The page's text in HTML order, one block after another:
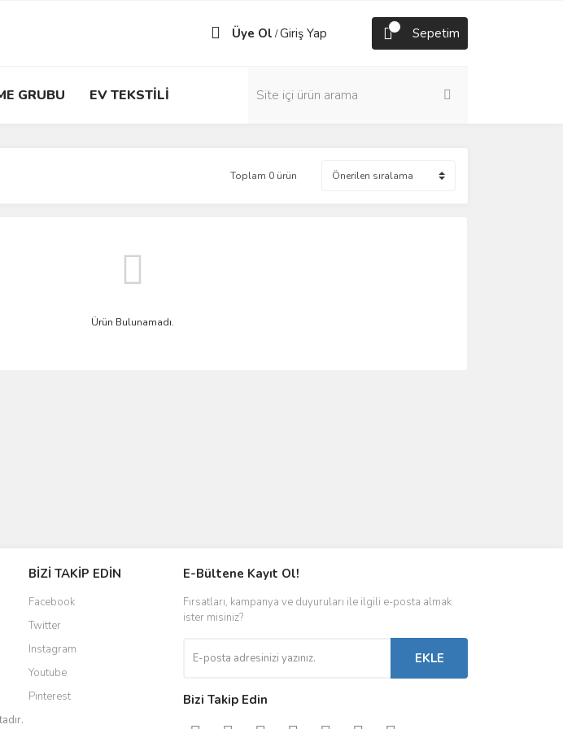
Üye Ol /Giriş Yap Sepetim
GRUBU EV TEKSTİLİ
Toplam 0 ürün
Ürün Bulunamadı.
BİZİ TAKİP EDİN
Facebook
Twitter
Instagram
Youtube
Pinterest
E-Bültene Kayıt Ol!
Fırsatları, kampanya ve duyuruları ile ilgili e-posta almak
ister misiniz?
EKLE
Bizi Takip Edin